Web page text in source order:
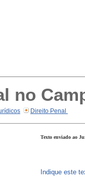
no
Direito Penal
Texto enviado ao
Indique este